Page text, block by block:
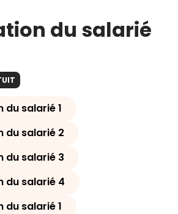
du salarié
du salarié 1
du salarié 2
du salarié 3
du salarié 4
du salarié 1